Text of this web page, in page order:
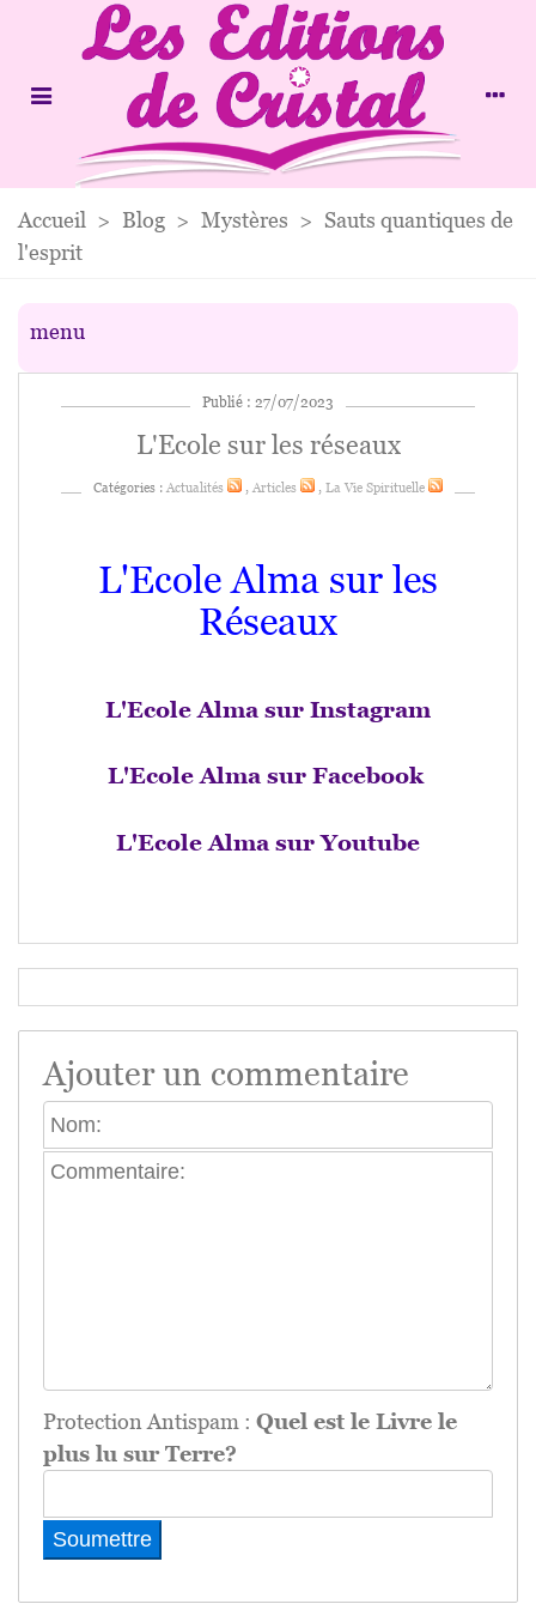
Accueil > Blog > Mystères > Sauts quantiques de
l'esprit
menu
Publié : 27/07/2023
L'Ecole sur les réseaux
Catégories : Actualités , Articles , La Vie Spirituelle
L'Ecole Alma sur les
Réseaux
L'Ecole Alma sur Instagram
L'Ecole Alma sur Facebook
L'Ecole Alma sur Youtube
Ajouter un commentaire
Protection Antispam : Quel est le Livre le
plus lu sur Terre?